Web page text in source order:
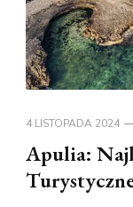
4 LISTOPADA 2024
Apulia: